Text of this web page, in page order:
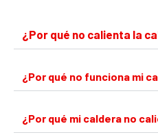
¿Por qué no calienta la
¿Por qué no funciona mi
¿Por qué mi caldera no